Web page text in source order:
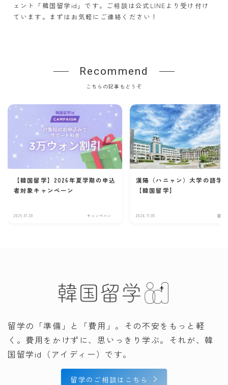
ェント「韓国留学id」です。ご相談は公式LINEより受け付け
ています。まずはお気軽にご連絡ください！
Recommend
こちらの記事もどうぞ
【韓国留学】2026年夏学期の申込
者対象キャンペーン
2026.01.30 キャンペーン
漢陽（ハニャン）大学の語学
【韓国留学】
2024.11.05 語学
留学の「準備」と「費用」。その不安をもっと軽
く。費用をかけずに、思いっきり学ぶ。それが、韓
国留学id（アイディー）です。
留学のご相談はこちら